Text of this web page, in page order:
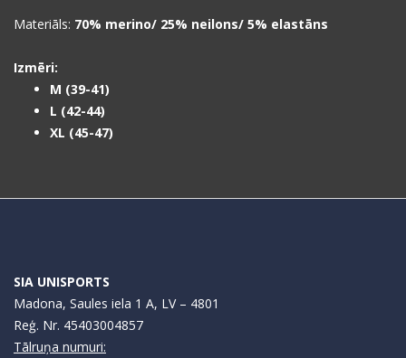
Materiāls: 70% merino/ 25% neilons/ 5% elastāns
Izmēri:
M (39-41)
L (42-44)
XL (45-47)
SIA UNISPORTS
Madona, Saules iela 1 A, LV – 4801
Reģ. Nr. 45403004857
Tālruņa numuri: